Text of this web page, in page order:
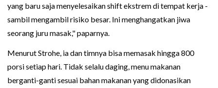
yang baru saja menyelesaikan shift ekstrem di tempat kerja -
sambil mengambil risiko besar. Ini menghangatkan jiwa
seorang juru masak," paparnya.
Menurut Strohe, ia dan timnya bisa memasak hingga 800
porsi setiap hari. Tidak selalu daging, menu makanan
berganti-ganti sesuai bahan makanan yang didonasikan